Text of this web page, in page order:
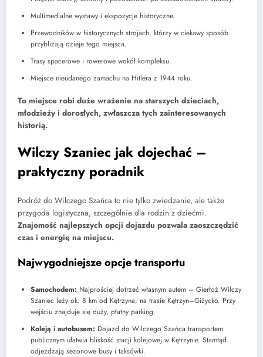
Multimedialne wystawy i ekspozycje historyczne.
Przewodników w historycznych strojach, którzy w ciekawy sposób
przybliżają dzieje tego miejsca.
Trasy spacerowe i rowerowe wokół kompleksu.
Miejsce nieudanego zamachu na Hitlera z 1944 roku.
To miejsce robi duże wrażenie na starszych dzieciach,
młodzieży i dorosłych, zwłaszcza tych zainteresowanych
historią.
Wilczy Szaniec jak dojechać –
praktyczny poradnik
Podróż do Wilczego Szańca to nie tylko zwiedzanie, ale także
przygoda logistyczna, szczególnie dla rodzin z dziećmi.
Znajomość najlepszych opcji dojazdu pozwala zaoszczędzić
czas i energię na miejscu.
Najwygodniejsze opcje transportu
Samochodem: Najprościej dotrzeć własnym autem – Gierłoż Wilczy
Szaniec leży ok. 8 km od Kętrzyna, na trasie Kętrzyn–Giżycko. Przy
wejściu znajduje się duży, płatny parking.
Koleją i autobusem: Dojazd do Wilczego Szańca transportem
publicznym ułatwia bliskość stacji kolejowej w Kętrzynie. Stamtąd
odjeżdżają sezonowe busy i taksówki.